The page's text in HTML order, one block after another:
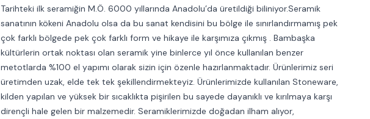
Tarihteki ilk seramiğin M.Ö. 6000 yıllarında Anadolu’da üretildiği biliniyor.Seramik
sanatının kökeni Anadolu olsa da bu sanat kendisini bu bölge ile sınırlandırmamış pek
çok farklı bölgede pek çok farklı form ve hikaye ile karşımıza çıkmış . Bambaşka
kültürlerin ortak noktası olan seramik yine binlerce yıl önce kullanılan benzer
metotlarda %100 el yapımı olarak sizin için özenle hazırlanmaktadır. Ürünlerimiz seri
üretimden uzak, elde tek tek şekillendirmekteyiz. Ürünlerimizde kullanılan Stoneware,
kilden yapılan ve yüksek bir sıcaklıkta pişirilen bu sayede dayanıklı ve kırılmaya karşı
dirençli hale gelen bir malzemedir. Seramiklerimizde doğadan ilham alıyor,